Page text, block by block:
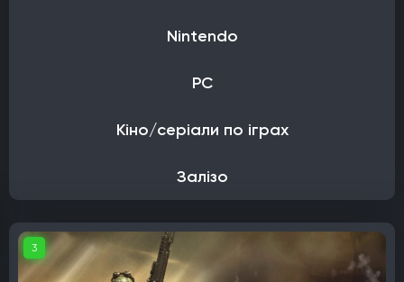
Nintendo
PC
Кіно/серіали по іграх
Залізо
3